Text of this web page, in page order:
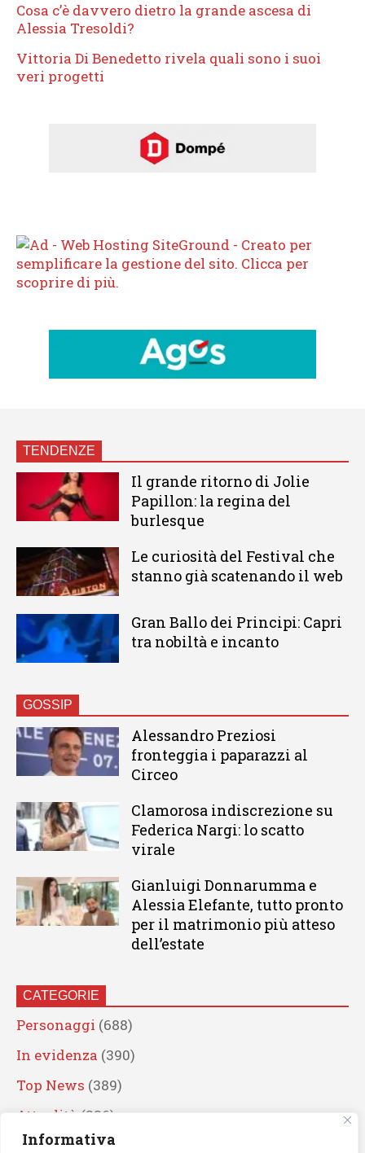
Informativa
Cosa c’è davvero dietro la grande ascesa di
Alessia Tresoldi?
Vittoria Di Benedetto rivela quali sono i suoi
veri progetti
TENDENZE
Il grande ritorno di Jolie
Papillon: la regina del
burlesque
Le curiosità del Festival che
stanno già scatenando il web
Gran Ballo dei Principi: Capri
tra nobiltà e incanto
GOSSIP
Alessandro Preziosi
fronteggia i paparazzi al
Circeo
Clamorosa indiscrezione su
Federica Nargi: lo scatto
virale
Gianluigi Donnarumma e
Alessia Elefante, tutto pronto
per il matrimonio più atteso
dell’estate
CATEGORIE
Personaggi (688)
In evidenza (390)
Top News (389)
Attualità (336)
Eventi(330)